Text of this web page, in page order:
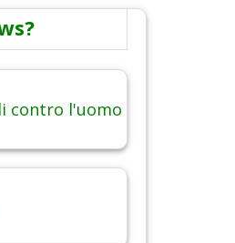
contro l'uomo